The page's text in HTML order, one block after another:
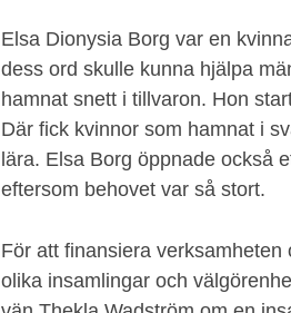
Elsa Dionysia Borg var en
dess ord skulle kunna hjälpa
hamnat snett i tillvaron. Hon
Där fick kvinnor som hamnat i
lära. Elsa Borg öppnade också
eftersom behovet var så stort.
För att finansiera
olika insamlingar och